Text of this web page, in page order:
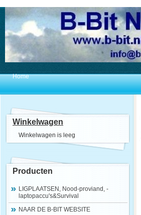
Home
Winkelwagen
Winkelwagen is leeg
Producten
LIGPLAATSEN, Nood-proviand, -
laptopaccu's&Survival
NAAR DE B-BIT WEBSITE